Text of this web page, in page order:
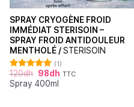
SPRAY CRYOGÈNE FROID
IMMÉDIAT STERISOIN –
SPRAY FROID ANTIDOULEUR
MENTHOLÉ /STERISOIN
Note5.00
sur 5
(1)
120dh 98dh TTC
Spray 400ml